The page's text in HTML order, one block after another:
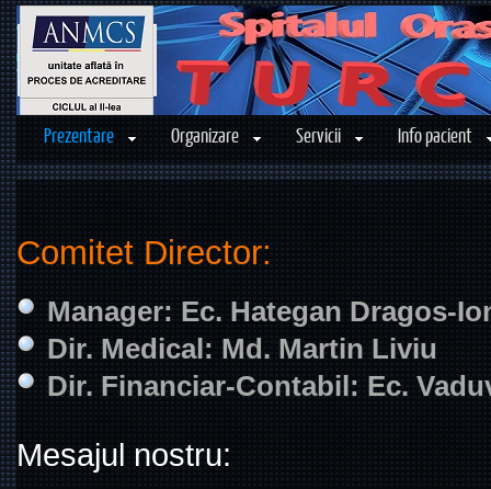
Prezentare Organizare Servicii Info pacient
Comitet Director:
Manager: Ec. Hategan Dragos-
Dir. Medical: Md. Martin Liviu
Dir. Financiar-Contabil: Ec.
Mesajul nostru: